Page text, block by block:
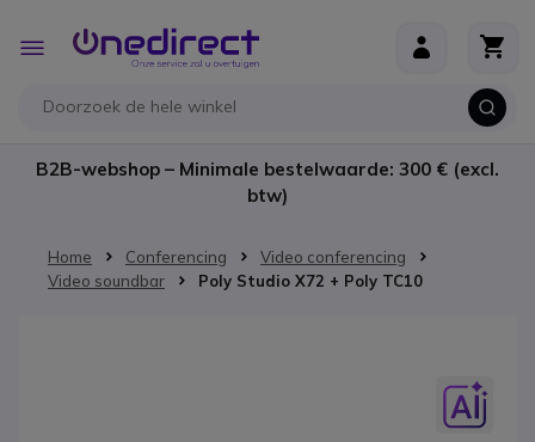
Toggle
Nav
B2B-webshop – Minimale bestelwaarde: 300 € (excl.
btw)
Home Conferencing
Video conferencing
Video soundbar
Poly Studio X72 + Poly TC10